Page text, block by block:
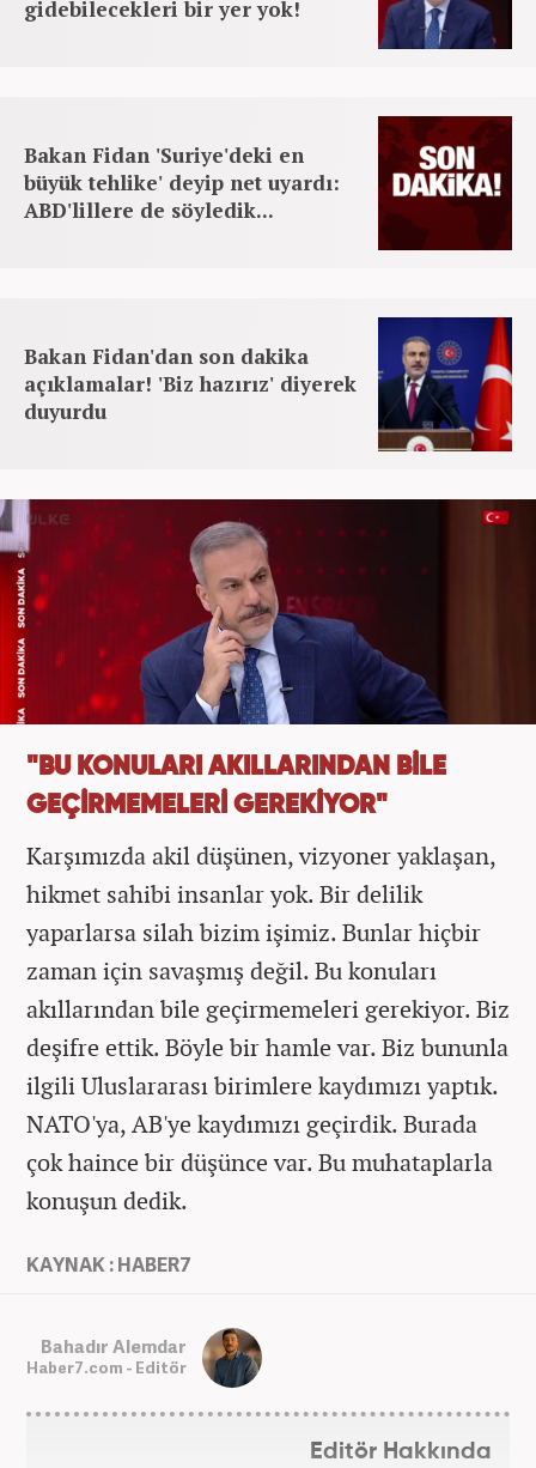
gidebilecekleri bir yer yok!
Bakan Fidan 'Suriye'deki en
büyük tehlike' deyip net uyardı:
ABD'lillere de söyledik...
Bakan Fidan'dan son dakika
açıklamalar! 'Biz hazırız' diyerek
duyurdu
"BU KONULARI AKILLARINDAN BİLE
GEÇİRMEMELERİ GEREKİYOR"
Karşımızda akil düşünen, vizyoner yaklaşan,
hikmet sahibi insanlar yok. Bir delilik
yaparlarsa silah bizim işimiz. Bunlar hiçbir
zaman için savaşmış değil. Bu konuları
akıllarından bile geçirmemeleri gerekiyor. Biz
deşifre ettik. Böyle bir hamle var. Biz bununla
ilgili Uluslararası birimlere kaydımızı yaptık.
NATO'ya, AB'ye kaydımızı geçirdik. Burada
çok haince bir düşünce var. Bu muhataplarla
konuşun dedik.
KAYNAK : HABER7
Bahadır Alemdar
Haber7.com - Editör
Editör Hakkında